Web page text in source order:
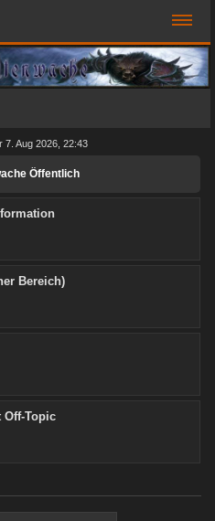
7. Aug 2026, 22:43
Öffentlich
Bereich)
Off-Topic